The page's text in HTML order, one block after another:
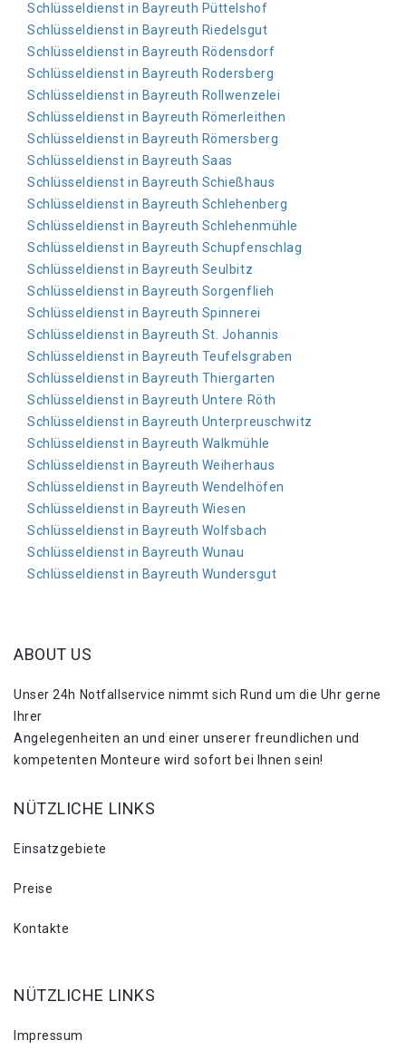
Schlüsseldienst in Bayreuth Püttelshof
Schlüsseldienst in Bayreuth Riedelsgut
Schlüsseldienst in Bayreuth Rödensdorf
Schlüsseldienst in Bayreuth Rodersberg
Schlüsseldienst in Bayreuth Rollwenzelei
Schlüsseldienst in Bayreuth Römerleithen
Schlüsseldienst in Bayreuth Römersberg
Schlüsseldienst in Bayreuth Saas
Schlüsseldienst in Bayreuth Schießhaus
Schlüsseldienst in Bayreuth Schlehenberg
Schlüsseldienst in Bayreuth Schlehenmühle
Schlüsseldienst in Bayreuth Schupfenschlag
Schlüsseldienst in Bayreuth Seulbitz
Schlüsseldienst in Bayreuth Sorgenflieh
Schlüsseldienst in Bayreuth Spinnerei
Schlüsseldienst in Bayreuth St. Johannis
Schlüsseldienst in Bayreuth Teufelsgraben
Schlüsseldienst in Bayreuth Thiergarten
Schlüsseldienst in Bayreuth Untere Röth
Schlüsseldienst in Bayreuth Unterpreuschwitz
Schlüsseldienst in Bayreuth Walkmühle
Schlüsseldienst in Bayreuth Weiherhaus
Schlüsseldienst in Bayreuth Wendelhöfen
Schlüsseldienst in Bayreuth Wiesen
Schlüsseldienst in Bayreuth Wolfsbach
Schlüsseldienst in Bayreuth Wunau
Schlüsseldienst in Bayreuth Wundersgut
ABOUT US
Unser 24h Notfallservice nimmt sich Rund um die Uhr gerne
Ihrer
Angelegenheiten an und einer unserer freundlichen und
kompetenten Monteure wird sofort bei Ihnen sein!
NÜTZLICHE LINKS
Einsatzgebiete
Preise
Kontakte
NÜTZLICHE LINKS
Impressum